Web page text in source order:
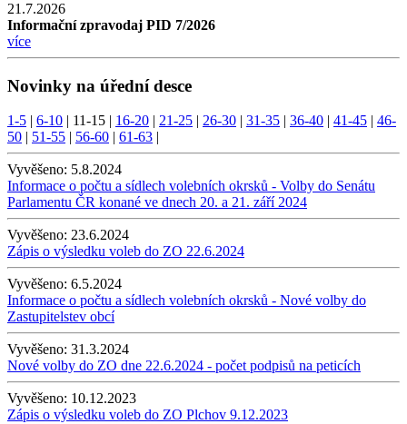
21.7.2026
Informační zpravodaj PID 7/2026
více
Novinky na úřední desce
1-5 6-10 11-15 16-20 21-25 26-30 31-35 36-40 41-45
46-
50
51-55 56-60 61-63
Vyvěšeno: 5.8.2024
Informace o počtu a sídlech volebních okrsků - Volby do Senátu
Parlamentu ČR konané ve dnech 20. a 21. září 2024
Vyvěšeno: 23.6.2024
Zápis o výsledku voleb do ZO 22.6.2024
Vyvěšeno: 6.5.2024
Informace o počtu a sídlech volebních okrsků - Nové volby do
Zastupitelstev obcí
Vyvěšeno: 31.3.2024
Nové volby do ZO dne 22.6.2024 - počet podpisů na peticích
Vyvěšeno: 10.12.2023
Zápis o výsledku voleb do ZO Plchov 9.12.2023